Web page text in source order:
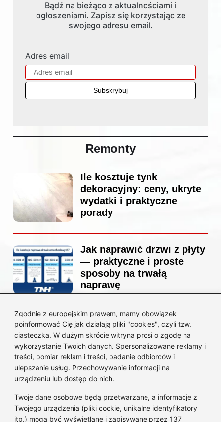
Zgodnie z europejskim prawem, mamy obowiązek
poinformować Cię jak działają pliki "cookies", czyli tzw.
ciasteczka. W dużym skrócie witryna prosi o zgodę na
wykorzystanie Twoich danych. Spersonalizowane reklamy i
treści, pomiar reklam i treści, badanie odbiorców i
ulepszanie usług. Przechowywanie informacji na
urządzeniu lub dostęp do nich.
Twoje dane osobowe będą przetwarzane, a informacje z
Twojego urządzenia (pliki cookie, unikalne identyfikatory
itp.) mogą być wyświetlane i zapisywane przez 137
Bądź na bieżąco z aktualnościami i
ogłoszeniami. Zapisz się korzystając ze
swojego adresu email.
Adres email
Remonty
Ile kosztuje tynk
dekoracyjny: ceny, ukryte
wydatki i praktyczne
porady
Jak naprawić drzwi z płyty
— praktyczne i proste
sposoby na trwałą
naprawę
Ile kosztuje projekt
łazienki u architekta —
ceny, które naprawdę
zaskoczą
Jak zamontować listwę
startową do styropianu